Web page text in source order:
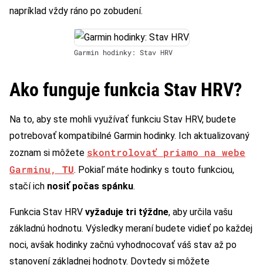
napríklad vždy ráno po zobudení.
Garmin hodinky: Stav HRV
Ako funguje funkcia Stav HRV?
Na to, aby ste mohli využívať funkciu Stav HRV, budete
potrebovať kompatibilné Garmin hodinky. Ich aktualizovaný
zoznam si môžete skontrolovať priamo na webe
Garminu, TU. Pokiaľ máte hodinky s touto funkciou,
stačí ich nosiť počas spánku.
Funkcia Stav HRV vyžaduje tri týždne, aby určila vašu
základnú hodnotu. Výsledky meraní budete vidieť po každej
noci, avšak hodinky začnú vyhodnocovať váš stav až po
stanovení základnej hodnoty. Dovtedy si môžete